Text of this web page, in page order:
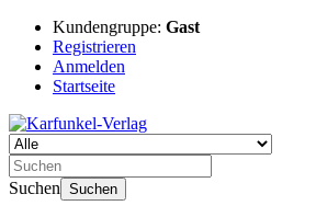
Kundengruppe: Gast
Registrieren
Anmelden
Startseite
Suchen Suchen